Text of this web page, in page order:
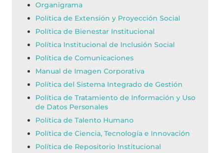
Organigrama
Política de Extensión y Proyección Social
Política de Bienestar Institucional
Política Institucional de Inclusión Social
Política de Comunicaciones
Manual de Imagen Corporativa
Política del Sistema Integrado de Gestión
Política de Tratamiento de Información y Uso
de Datos Personales
Política de Talento Humano
Política de Ciencia, Tecnología e Innovación
Política de Repositorio Institucional